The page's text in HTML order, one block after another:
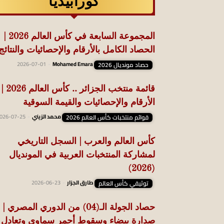
الحصاد الكامل بالأرقام والإحصائيات
حصاد مونديال 2026 Mohamed Emara
2026-07-01
الأرقام والإحصائيات والقيمة السوقية
قوائم منتخبات كأس العالم 2026 محمد الزيني 07-25
كأس العالم والعرب | السجل التاريخي
لمشاركة المنتخبات العربية في المونديال
(2026)
توثيقي كأس العالم طارق الجزار 2026-06-23
حصاد الجولة الـ(04) من الدوري المصري |
صدارة بيضاء وسقوط أحمر سماوي وتعادل